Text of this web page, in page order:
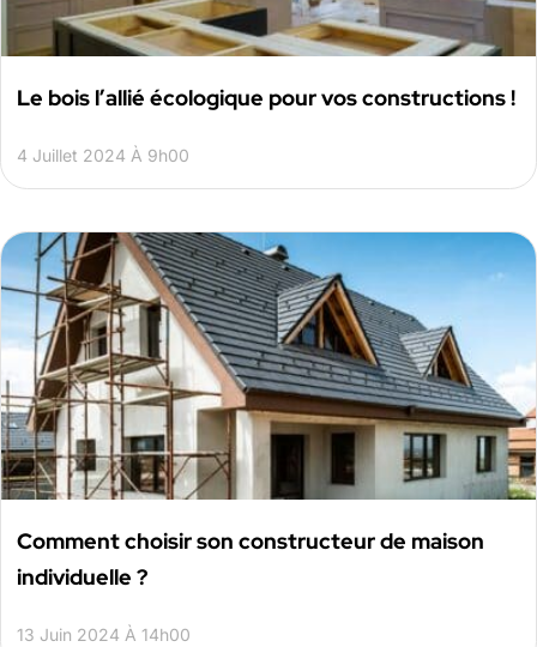
Le bois l’allié écologique pour vos constructions !
4 Juillet 2024 À 9h00
Comment choisir son constructeur de maison
individuelle ?
13 Juin 2024 À 14h00